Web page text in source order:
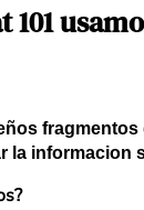
101
fragmentos
la informacion